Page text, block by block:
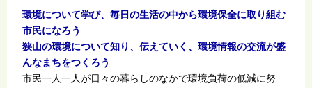
環境について学び、毎日の生活の中から環境保全に取り組む
市民になろう
狭山の環境について知り、伝えていく、環境情報の交流が盛
んなまちをつくろう
市民一人一人が日々の暮らしのなかで環境負荷の低減に努